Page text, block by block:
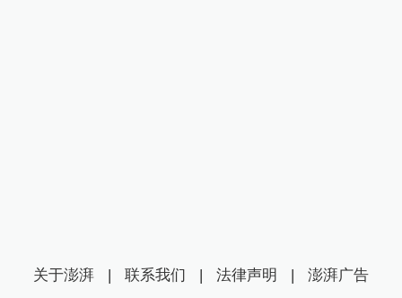
关于澎湃 | 联系我们 | 法律声明 | 澎湃广告